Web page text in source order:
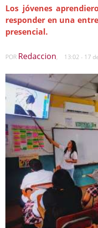
Los jóvenes
responder en una
presencial.
POR Redaccion, 13:02 - 17